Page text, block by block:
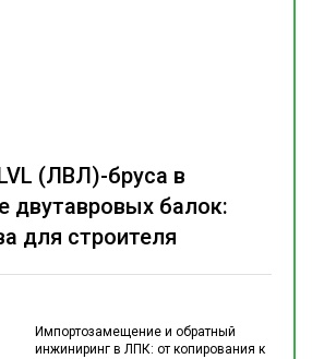
Импортозамещение и обратный
инжиниринг в ЛПК: от копирования к
(ЛВЛ)-бруса в
двутавровых балок:
для строителя